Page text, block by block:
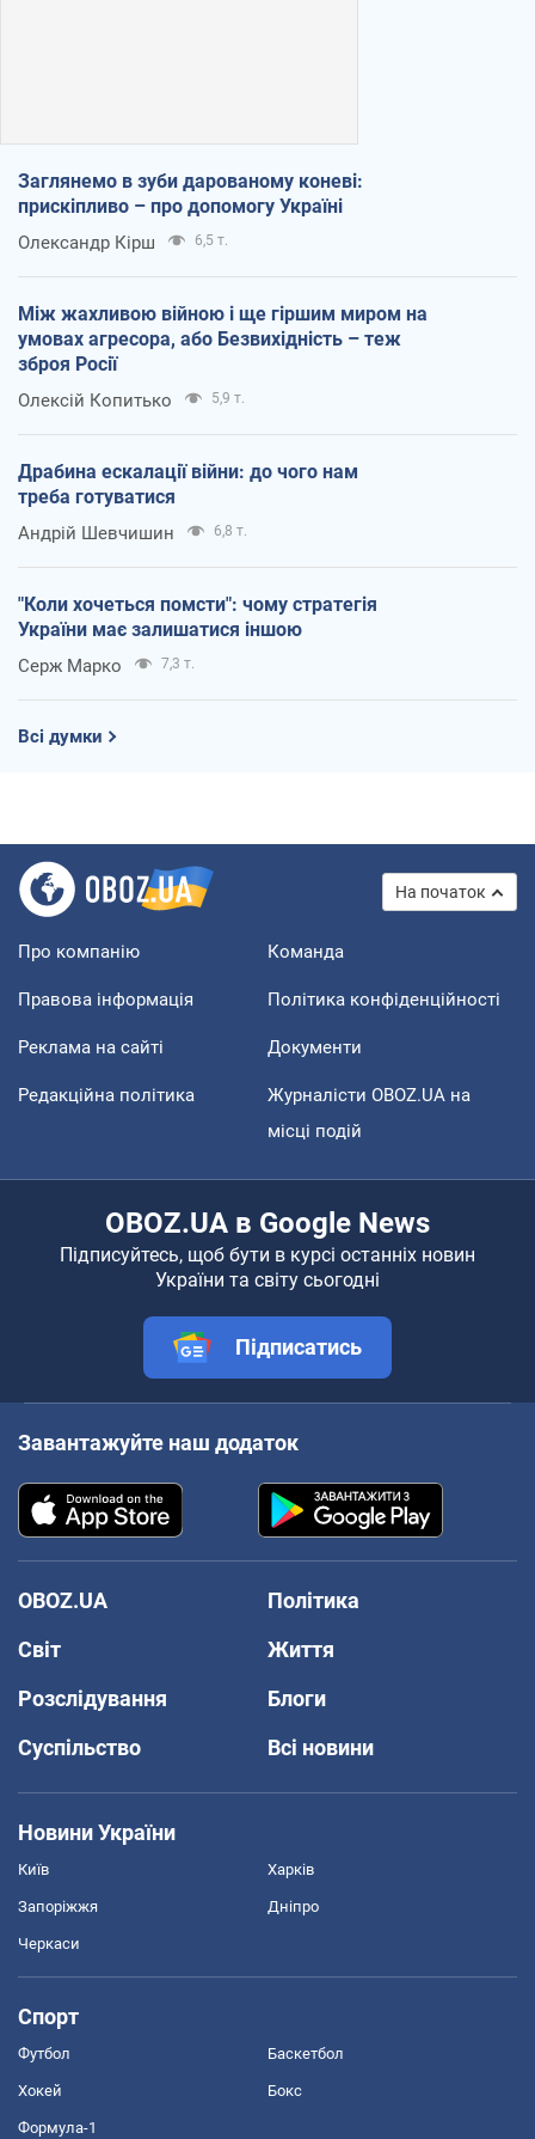
Заглянемо в зуби дарованому коневі:
прискіпливо – про допомогу Україні
Олександр Кірш 6,5 т.
Між жахливою війною і ще гіршим миром на
умовах агресора, або Безвихідність – теж
зброя Росії
Олексій Копитько 5,9 т.
Драбина ескалації війни: до чого нам
треба готуватися
Андрій Шевчишин 6,8 т.
"Коли хочеться помсти": чому стратегія
України має залишатися іншою
Серж Марко 7,3 т.
Всі думки
На початок
Про компанію Команда
Правова інформація Політика конфіденційності
Реклама на сайті Документи
Редакційна політика
Журналісти OBOZ.UA на
місці подій
OBOZ.UA в Google News
Підписуйтесь, щоб бути в курсі останніх новин
України та світу сьогодні
Підписатись
Завантажуйте наш додаток
OBOZ.UA
Політика
Світ
Життя
Розслідування
Блоги
Суспільство
Всі новини
Новини України
Київ Харків
Запоріжжя Дніпро
Черкаси
Спорт
Футбол Баскетбол
Хокей Бокс
Формула-1